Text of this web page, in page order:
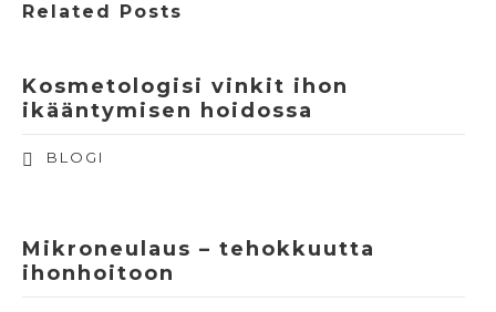
Related Posts
Kosmetologisi vinkit ihon
ikääntymisen hoidossa
BLOGI
Mikroneulaus – tehokkuutta
ihonhoitoon